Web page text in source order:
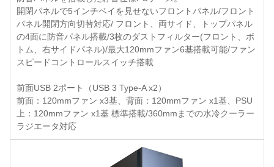
開閉パネルで5インチベイを見せないフロントパネル/フロント
パネル開閉方向切替対応/ フロント、両サイド、トップパネル
の4面に防音パネル搭載/3枚のダストフィルター(フロント、ボ
トム、右サイドパネル)/最大120mmファン6基搭載可能/ファン
スピードコントロールスイッチ搭載
前面USB 2ポート（USB 3 Type-A x2）
前面：120mmファン x3基、背面：120mmファン x1基、PSU
上：120mmファン x1基 標準搭載/360mmまでの水冷クーラー
ラジエータ対応